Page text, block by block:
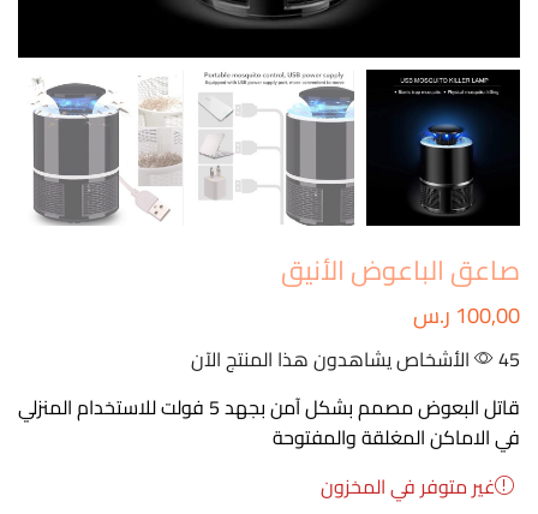
صاعق الباعوض الأنيق
100,00 ر.س
45 الأشخاص يشاهدون هذا المنتج الآن
قاتل البعوض مصمم بشكل آمن بجهد 5 فولت للاستخدام المنزلي
في الاماكن المغلقة والمفتوحة
غير متوفر في المخزون